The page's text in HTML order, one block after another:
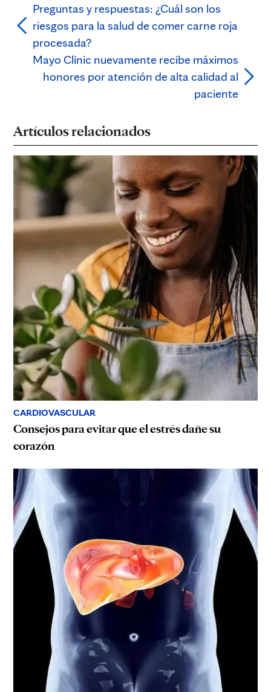
Preguntas y respuestas: ¿Cuál son los
riesgos para la salud de comer carne roja
procesada?
Mayo Clinic nuevamente recibe máximos
honores por atención de alta calidad al
paciente
Artículos relacionados
CARDIOVASCULAR
Consejos para evitar que el estrés dañe su
corazón